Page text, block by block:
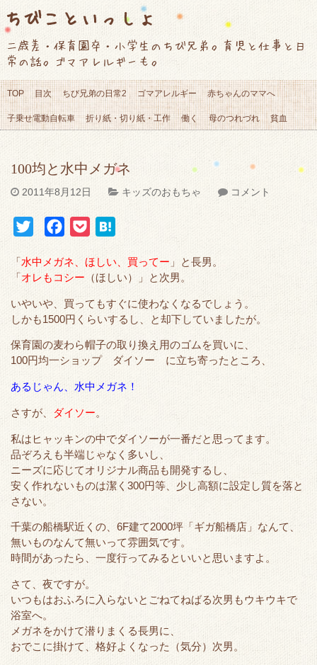
ちびこといっしょ
二歳差・保育園卒・小学生のちび兄弟。育児と仕事と日
常の話。ゴマアレルギーも。
TOP 目次 ちび兄弟の日常2 ゴマアレルギー 赤ちゃんのママへ
子乗せ電動自転車 折り紙・切り紙・工作 働く 母のつれづれ 貧血
100均と水中メガネ
2011年8月12日 キッズのおもちゃ コメント
i
t
t
e
r
c
e
b
o
o
k
c
k
e
t
t
e
n
a
「 水中メガネ、ほしい、買ってー 」と長男。
「 オレもコシー （ほしい）」と次男。
いやいや、買ってもすぐに使わなくなるでしょう。
しかも1500円くらいするし、と却下していましたが。
保育園の麦わら帽子の取り換え用のゴムを買いに、
100円均一ショップ ダイソー に立ち寄ったところ、
あるじゃん、水中メガネ！
さすが、 ダイソー。
私はヒャッキンの中でダイソーが一番だと思ってます。
品ぞろえも半端じゃなく多いし、
ニーズに応じてオリジナル商品も開発するし、
安く作れないものは潔く300円等、少し高額に設定し質を落と
さない。
千葉の船橋駅近くの、6F建て2000坪「ギガ船橋店」なんて、
無いものなんて無いって雰囲気です。
時間があったら、一度行ってみるといいと思いますよ。
さて、夜ですが。
いつもはおふろに入らないとごねてねばる次男もウキウキで
浴室へ。
メガネをかけて潜りまくる長男に、
おでこに掛けて、格好よくなった（気分）次男。